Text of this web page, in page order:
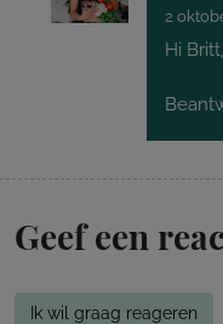
2
Hi
Geef een
Ik wil graag reageren